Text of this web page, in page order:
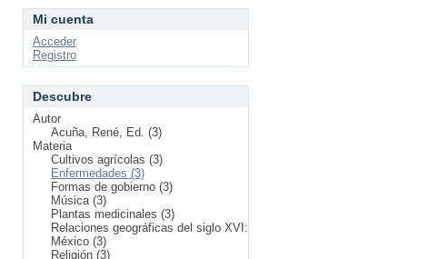
Mi cuenta
Acceder
Registro
Descubre
Autor
Acuña, René, Ed. (3)
Materia
Cultivos agrícolas (3)
Enfermedades (3)
Formas de gobierno (3)
Música (3)
Plantas medicinales (3)
Relaciones geográficas del siglo XVI:
México (3)
Religión (3)